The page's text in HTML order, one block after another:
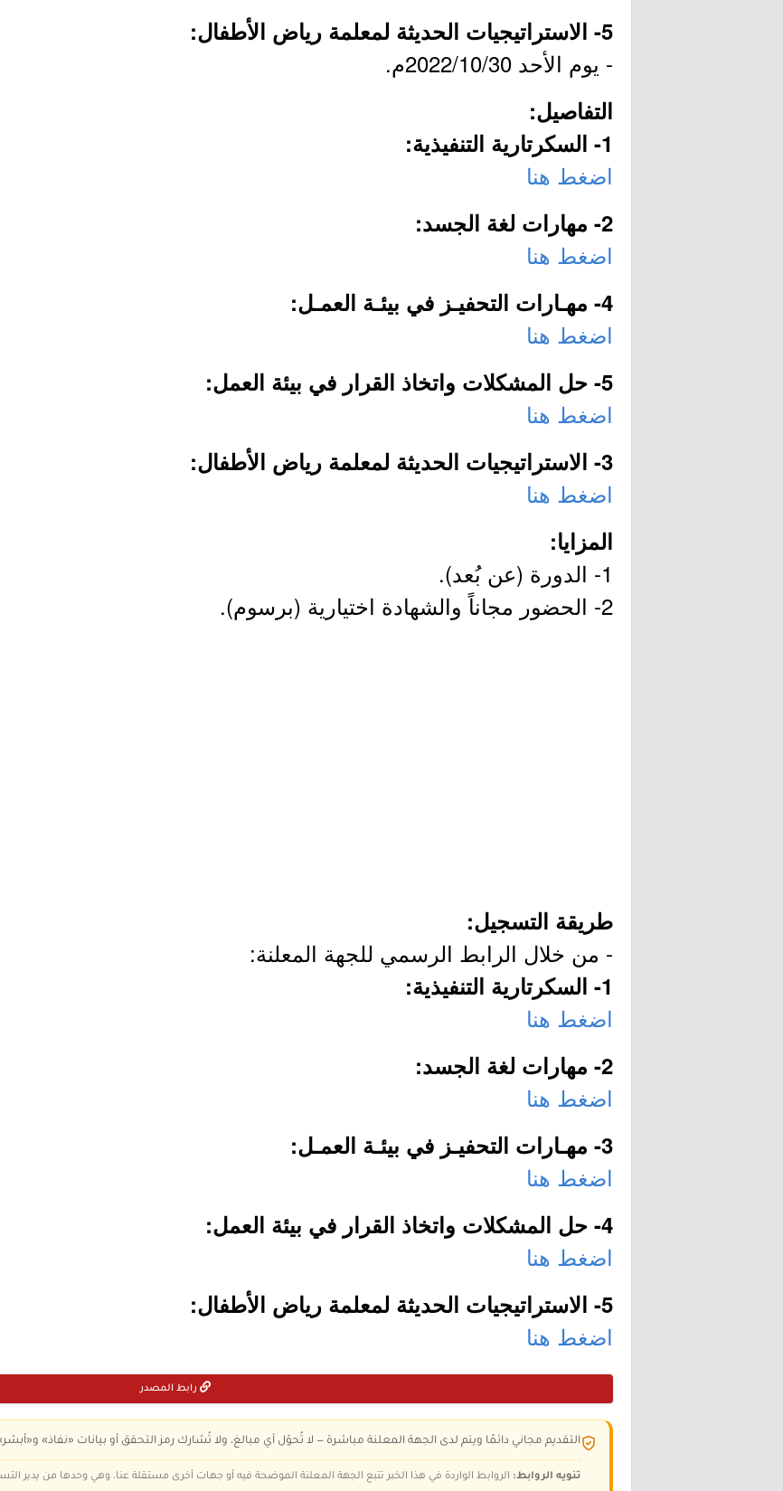
5- الاستراتيجيات الحديثة لمعلمة رياض الأطفال:
- يوم الأحد 2022/10/30م.
التفاصيل:
1- السكرتارية التنفيذية:
اضغط هنا
2- مهارات لغة الجسد:
اضغط هنا
4- مهـارات التحفيـز في بيئـة العمـل:
اضغط هنا
5- حل المشكلات واتخاذ القرار في بيئة العمل:
اضغط هنا
3- الاستراتيجيات الحديثة لمعلمة رياض الأطفال:
اضغط هنا
المزايا:
1- الدورة (عن بُعد).
2- الحضور مجاناً والشهادة اختيارية (برسوم).
طريقة التسجيل:
- من خلال الرابط الرسمي للجهة المعلنة:
1- السكرتارية التنفيذية:
اضغط هنا
2- مهارات لغة الجسد:
اضغط هنا
3- مهـارات التحفيـز في بيئـة العمـل:
اضغط هنا
4- حل المشكلات واتخاذ القرار في بيئة العمل:
اضغط هنا
5- الاستراتيجيات الحديثة لمعلمة رياض الأطفال:
اضغط هنا
رابط المصدر
التقديم مجاني دائمًا ويتم لدى الجهة المعلنة مباشرة — لا تُحوّل أي مبالغ، ولا تُشارك رمز التحقق أو بيانات «نفاذ»
تنويه الروابط: الروابط الواردة في هذا الخبر تتبع الجهة المعلنة الموضحة فيه أو جهات أخرى مستقلة عنا، وهي وحدها من يدير